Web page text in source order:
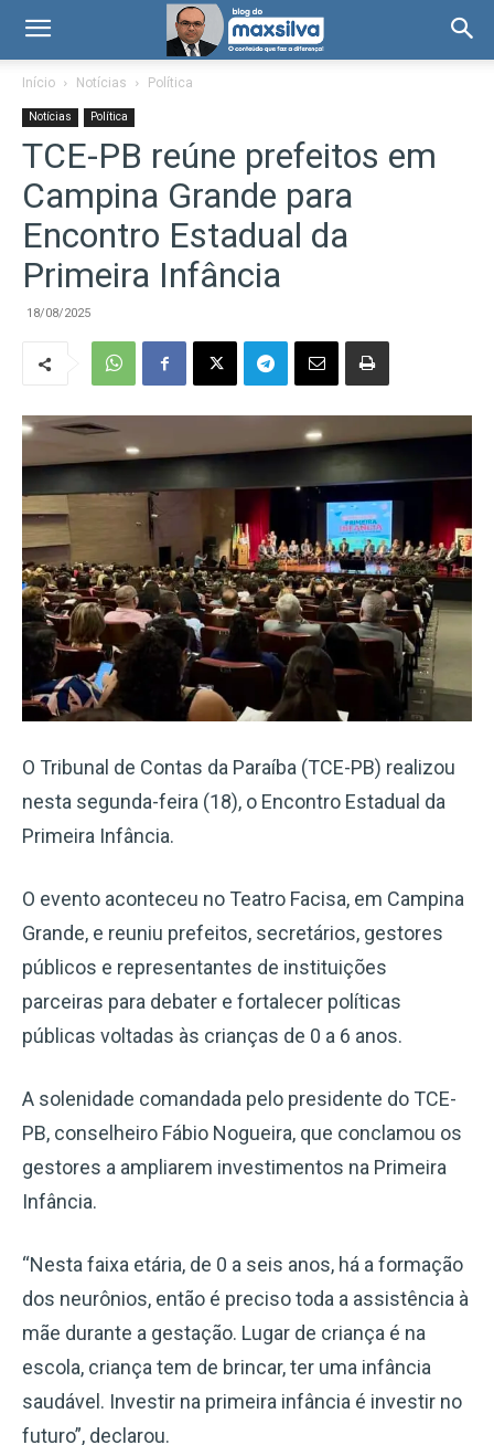
Início Notícias Política
Notícias Política
TCE-PB reúne prefeitos em
Campina Grande para
Encontro Estadual da
Primeira Infância
18/08/2025
O Tribunal de Contas da Paraíba (TCE-PB) realizou
nesta segunda-feira (18), o Encontro Estadual da
Primeira Infância.
O evento aconteceu no Teatro Facisa, em Campina
Grande, e reuniu prefeitos, secretários, gestores
públicos e representantes de instituições
parceiras para debater e fortalecer políticas
públicas voltadas às crianças de 0 a 6 anos.
A solenidade comandada pelo presidente do TCE-
PB, conselheiro Fábio Nogueira, que conclamou os
gestores a ampliarem investimentos na Primeira
Infância.
“Nesta faixa etária, de 0 a seis anos, há a formação
dos neurônios, então é preciso toda a assistência à
mãe durante a gestação. Lugar de criança é na
escola, criança tem de brincar, ter uma infância
saudável. Investir na primeira infância é investir no
futuro”, declarou.